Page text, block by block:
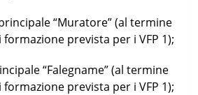
“Muratore” (al termine
prevista per i VFP 1);
“Falegname” (al termine
prevista per i VFP 1);